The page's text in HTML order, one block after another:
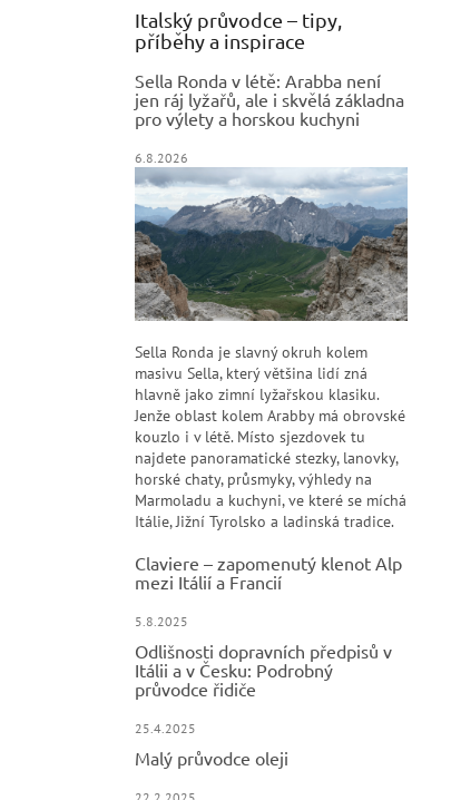
Italský průvodce – tipy,
příběhy a inspirace
Sella Ronda v létě: Arabba není
jen ráj lyžařů, ale i skvělá základna
pro výlety a horskou kuchyni
6.8.2026
Sella Ronda je slavný okruh kolem
masivu Sella, který většina lidí zná
hlavně jako zimní lyžařskou klasiku.
Jenže oblast kolem Arabby má obrovské
kouzlo i v létě. Místo sjezdovek tu
najdete panoramatické stezky, lanovky,
horské chaty, průsmyky, výhledy na
Marmoladu a kuchyni, ve které se míchá
Itálie, Jižní Tyrolsko a ladinská tradice.
Claviere – zapomenutý klenot Alp
mezi Itálií a Francií
5.8.2025
Odlišnosti dopravních předpisů v
Itálii a v Česku: Podrobný
průvodce řidiče
25.4.2025
Malý průvodce oleji